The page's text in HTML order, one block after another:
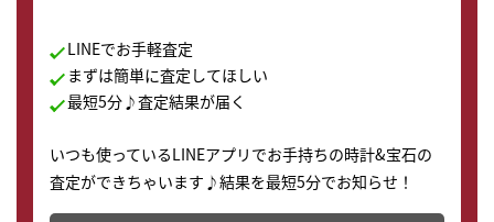
LINEでお手軽査定
まずは簡単に査定してほしい
最短5分♪査定結果が届く
いつも使っているLINEアプリでお手持ちの時計&宝石の
査定ができちゃいます♪結果を最短5分でお知らせ！
どこからでもすぐに査定金額を知ることが出来ます。